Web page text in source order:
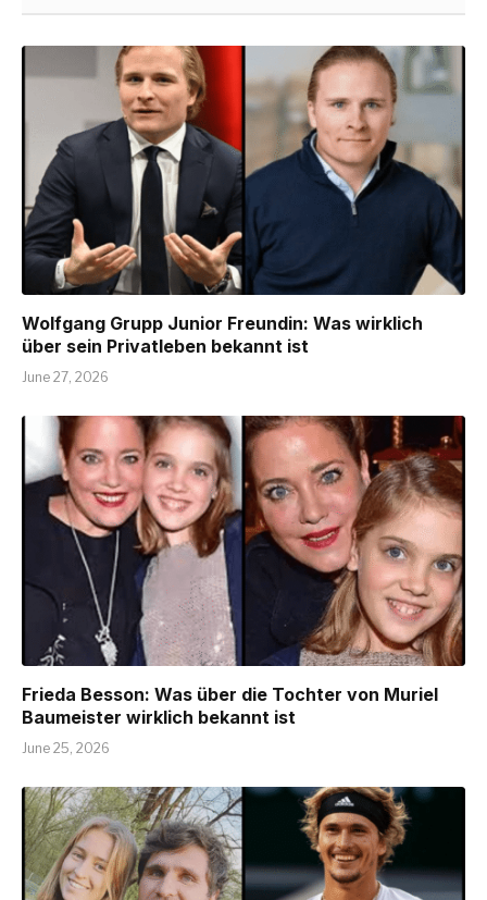
Wolfgang Grupp Junior Freundin: Was wirklich
über sein Privatleben bekannt ist
June 27, 2026
Frieda Besson: Was über die Tochter von Muriel
Baumeister wirklich bekannt ist
June 25, 2026